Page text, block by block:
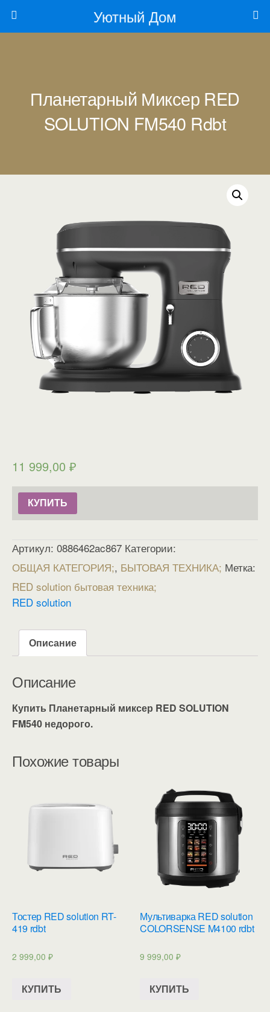
Уютный Дом
Планетарный Миксер RED
SOLUTION FM540 Rdbt
11 999,00 ₽
КУПИТЬ
Артикул: 0886462ac867 Категории:
ОБЩАЯ КАТЕГОРИЯ , БЫТОВАЯ ТЕХНИКА Метка:
RED solution бытовая техника
RED solution
Описание
Описание
Купить Планетарный миксер RED SOLUTION
FM540 недорого.
Похожие товары
Тостер RED solution RT-
419 rdbt
2 999,00 ₽
КУПИТЬ
Мультиварка RED solution
COLORSENSE M4100 rdbt
9 999,00₽
КУПИТЬ